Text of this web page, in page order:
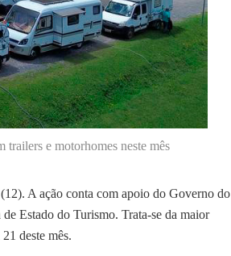
trailers e motorhomes neste mês
A ação conta com apoio do Governo do
Estado do Turismo. Trata-se da maior
deste mês.